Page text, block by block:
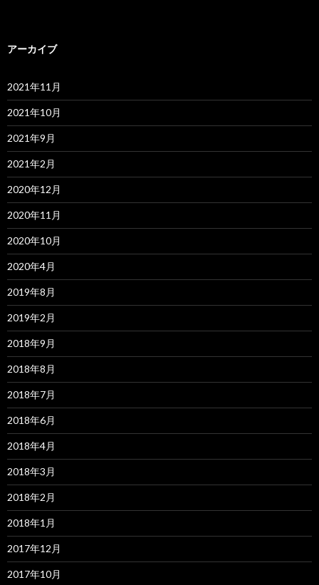
アーカイブ
2021年11月
2021年10月
2021年9月
2021年2月
2020年12月
2020年11月
2020年10月
2020年4月
2019年8月
2019年2月
2018年9月
2018年8月
2018年7月
2018年6月
2018年4月
2018年3月
2018年2月
2018年1月
2017年12月
2017年10月